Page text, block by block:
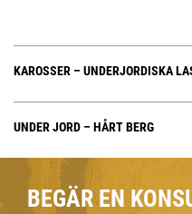
KAROSSER – UNDERJORDISKA
UNDER JORD – HÅRT BERG
BEGÄR EN